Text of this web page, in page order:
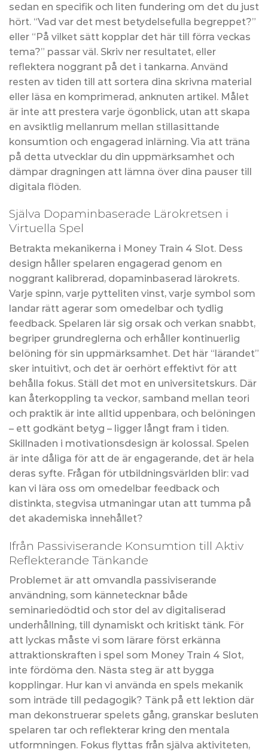
sedan en specifik och liten fundering om det du just
hört. “Vad var det mest betydelsefulla begreppet?”
eller “På vilket sätt kopplar det här till förra veckas
tema?” passar väl. Skriv ner resultatet, eller
reflektera noggrant på det i tankarna. Använd
resten av tiden till att sortera dina skrivna material
eller läsa en komprimerad, anknuten artikel. Målet
är inte att prestera varje ögonblick, utan att skapa
en avsiktlig mellanrum mellan stillasittande
konsumtion och engagerad inlärning. Via att träna
på detta utvecklar du din uppmärksamhet och
dämpar dragningen att lämna över dina pauser till
digitala flöden.
Själva Dopaminbaserade Lärokretsen i
Virtuella Spel
Betrakta mekanikerna i Money Train 4 Slot. Dess
design håller spelaren engagerad genom en
noggrant kalibrerad, dopaminbaserad lärokrets.
Varje spinn, varje pytteliten vinst, varje symbol som
landar rätt agerar som omedelbar och tydlig
feedback. Spelaren lär sig orsak och verkan snabbt,
begriper grundreglerna och erhåller kontinuerlig
belöning för sin uppmärksamhet. Det här “lärandet”
sker intuitivt, och det är oerhört effektivt för att
behålla fokus. Ställ det mot en universitetskurs. Där
kan återkoppling ta veckor, samband mellan teori
och praktik är inte alltid uppenbara, och belöningen
– ett godkänt betyg – ligger långt fram i tiden.
Skillnaden i motivationsdesign är kolossal. Spelen
är inte dåliga för att de är engagerande, det är hela
deras syfte. Frågan för utbildningsvärlden blir: vad
kan vi lära oss om omedelbar feedback och
distinkta, stegvisa utmaningar utan att tumma på
det akademiska innehållet?
Ifrån Passiviserande Konsumtion till Aktiv
Reflekterande Tänkande
Problemet är att omvandla passiviserande
användning, som kännetecknar både
seminariedödtid och stor del av digitaliserad
underhållning, till dynamiskt och kritiskt tänk. För
att lyckas måste vi som lärare först erkänna
attraktionskraften i spel som Money Train 4 Slot,
inte fördöma den. Nästa steg är att bygga
kopplingar. Hur kan vi använda en spels mekanik
som inträde till pedagogik? Tänk på ett lektion där
man dekonstruerar spelets gång, granskar besluten
spelaren tar och reflekterar kring den mentala
utformningen. Fokus flyttas från själva aktiviteten,